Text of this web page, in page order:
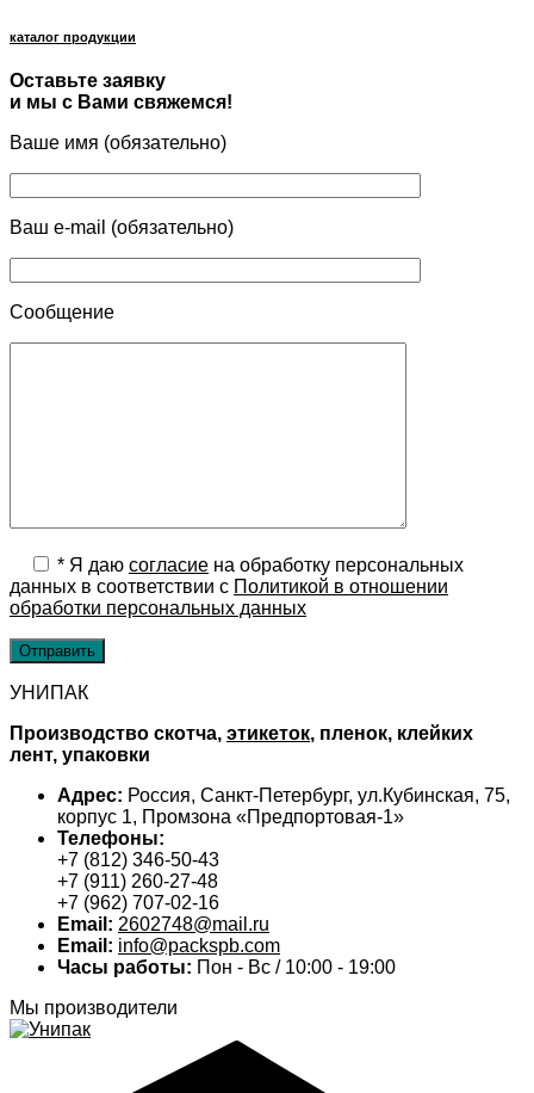
каталог продукции
Оставьте заявку
и мы с Вами свяжемся!
Ваше имя (обязательно)
Ваш e-mail (обязательно)
Сообщение
* Я даю cогласие на обработку персональных
данных в соответствии с Политикой в отношении
обработки персональных данных
УНИПАК
Производство скотча, этикеток, пленок, клейких
лент, упаковки
Адрес: Россия, Санкт-Петербург, ул.Кубинская, 75,
корпус 1, Промзона «Предпортовая-1»
Телефоны:
+7 (812) 346-50-43
+7 (911) 260-27-48
+7 (962) 707-02-16
Email: 2602748@mail.ru
Email: info@packspb.com
Часы работы: Пон - Вс / 10:00 - 19:00
Мы производители